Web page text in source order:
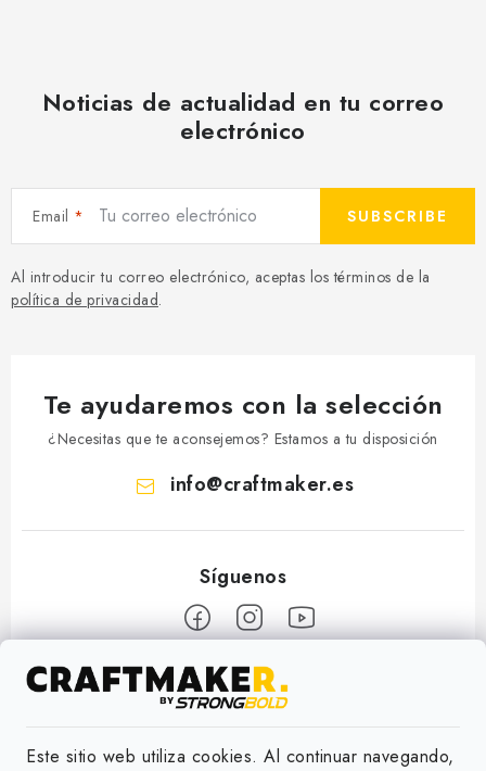
Este sitio web utiliza cookies. Al continuar navegando,
Noticias de actualidad en tu correo
electrónico
Email
Al introducir tu correo electrónico, aceptas los términos de la
política de privacidad.
SUBSCRIBE
Te ayudaremos con la selección
¿Necesitas que te aconsejemos? Estamos a tu disposición
info@craftmaker.es